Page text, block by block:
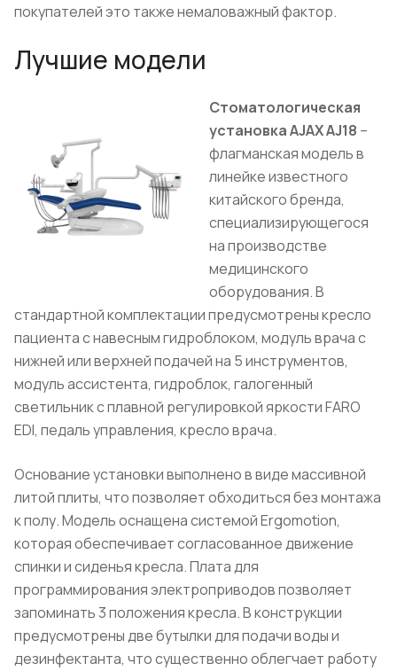
покупателей это также немаловажный фактор.
Лучшие модели
Стоматологическая
установка AJAX AJ18 –
флагманская модель в
линейке известного
китайского бренда,
специализирующегося
на производстве
медицинского
оборудования. В
стандартной комплектации предусмотрены кресло
пациента с навесным гидроблоком, модуль врача с
нижней или верхней подачей на 5 инструментов,
модуль ассистента, гидроблок, галогенный
светильник с плавной регулировкой яркости FARO
EDI, педаль управления, кресло врача.
Основание установки выполнено в виде массивной
литой плиты, что позволяет обходиться без монтажа
к полу. Модель оснащена системой Ergomotion,
которая обеспечивает согласованное движение
спинки и сиденья кресла. Плата для
программирования электроприводов позволяет
запоминать 3 положения кресла. В конструкции
предусмотрены две бутылки для подачи воды и
дезинфектанта, что существенно облегчает работу